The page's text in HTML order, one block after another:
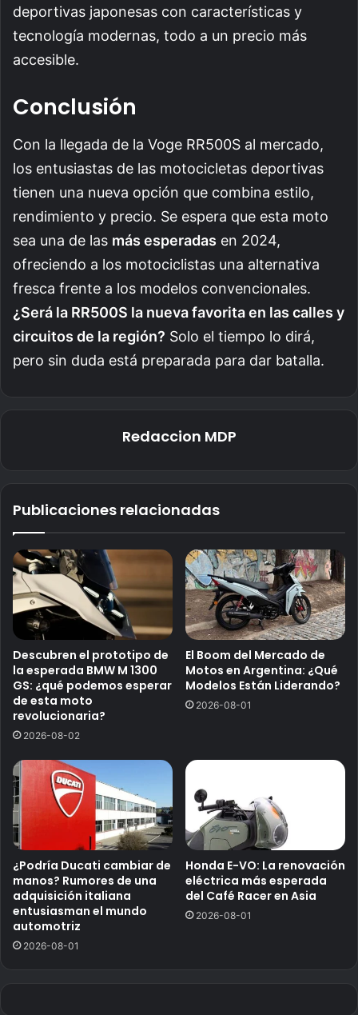
deportivas japonesas con características y
tecnología modernas, todo a un precio más
accesible.
Conclusión
Con la llegada de la Voge RR500S al mercado,
los entusiastas de las motocicletas deportivas
tienen una nueva opción que combina estilo,
rendimiento y precio. Se espera que esta moto
sea una de las más esperadas en 2024,
ofreciendo a los motociclistas una alternativa
fresca frente a los modelos convencionales.
¿Será la RR500S la nueva favorita en las calles y
circuitos de la región? Solo el tiempo lo dirá,
pero sin duda está preparada para dar batalla.
Redaccion MDP
Publicaciones relacionadas
Descubren el prototipo de
la esperada BMW M 1300
GS: ¿qué podemos esperar
de esta moto
revolucionaria?
2026-08-02
El Boom del Mercado de
Motos en Argentina: ¿Qué
Modelos Están Liderando?
2026-08-01
¿Podría Ducati cambiar de
manos? Rumores de una
adquisición italiana
entusiasman el mundo
automotriz
2026-08-01
Honda E-VO: La renovación
eléctrica más esperada
del Café Racer en Asia
2026-08-01